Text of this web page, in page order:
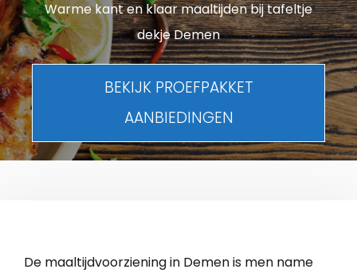
Warme kant en klaar maaltijden bij tafeltje
dekje Demen
BEKIJK PROEFPAKKET
AANBIEDINGEN
De maaltijdvoorziening in Demen is men name